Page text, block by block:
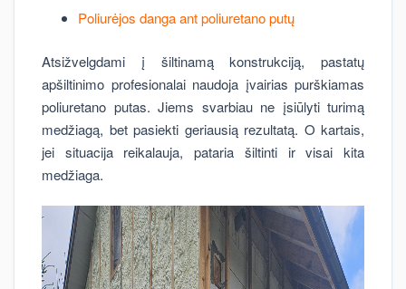
Poliurėjos danga ant poliuretano putų
Atsižvelgdami į šiltinamą konstrukciją, pastatų
apšiltinimo profesionalai naudoja įvairias purškiamas
poliuretano putas. Jiems svarbiau ne įsiūlyti turimą
medžiagą, bet pasiekti geriausią rezultatą. O kartais,
jei situacija reikalauja, pataria šiltinti ir visai kita
medžiaga.